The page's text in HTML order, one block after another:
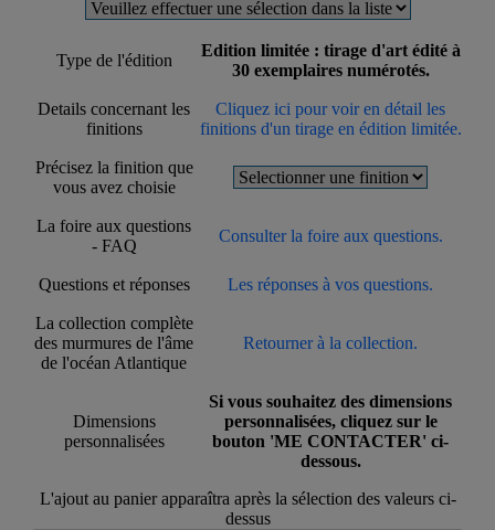
Type de l'édition
Edition limitée : tirage d'art édité à
30 exemplaires numérotés.
Details concernant les
finitions
Cliquez ici pour voir en détail les
finitions d'un tirage en édition limitée.
Précisez la finition que
vous avez choisie
La foire aux questions
- FAQ
Consulter la foire aux questions.
Questions et réponses Les réponses à vos questions.
La collection complète
des murmures de l'âme
de l'océan Atlantique
Retourner à la collection.
Dimensions
personnalisées
Si vous souhaitez des dimensions
personnalisées, cliquez sur le
bouton 'ME CONTACTER' ci-
dessous.
L'ajout au panier apparaîtra après la sélection des valeurs ci-
dessus